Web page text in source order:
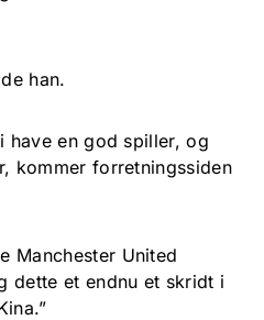
han.
have en god spiller, og
kommer forretningssiden
Manchester United
dette et endnu et skridt i